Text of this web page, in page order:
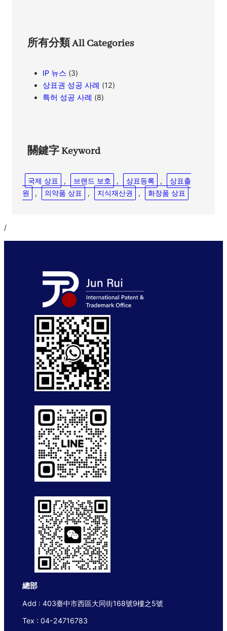
所有分類 All Categories
IP 뉴스 (3)
상표권 성공 사례 (12)
특허 성공 사례 (8)
關鍵字 Keyword
국제 상표 , 브랜드 보호 , 상표등록 ,
상표출
원
, 의약품 상표 , 지식재산권 , 화장품 상표
/
總部
Add : 403臺中市西區大同街168號9樓之5號
Tex : 04-24716783